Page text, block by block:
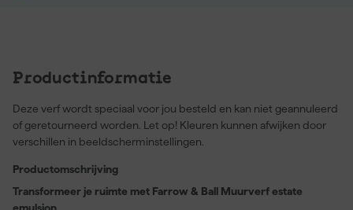
Productinformatie
Deze verf wordt speciaal voor jou besteld en kan niet geannuleerd
of geretourneerd worden. Let op! Kleuren kunnen afwijken door
verschillen in beeldscherminstellingen.
Productomschrijving
Transformeer je ruimte met Farrow & Ball Muurverf estate
emulsion